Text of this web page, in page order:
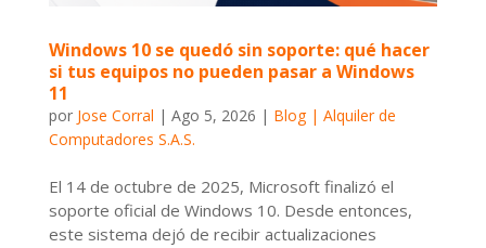
Windows 10 se quedó sin soporte: qué hacer
si tus equipos no pueden pasar a Windows
11
por Jose Corral | Ago 5, 2026 | Blog | Alquiler de
Computadores S.A.S.
El 14 de octubre de 2025, Microsoft finalizó el
soporte oficial de Windows 10. Desde entonces,
este sistema dejó de recibir actualizaciones